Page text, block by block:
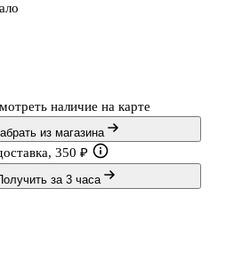
наличие на карте
из магазина
350 ₽
за 3 часа